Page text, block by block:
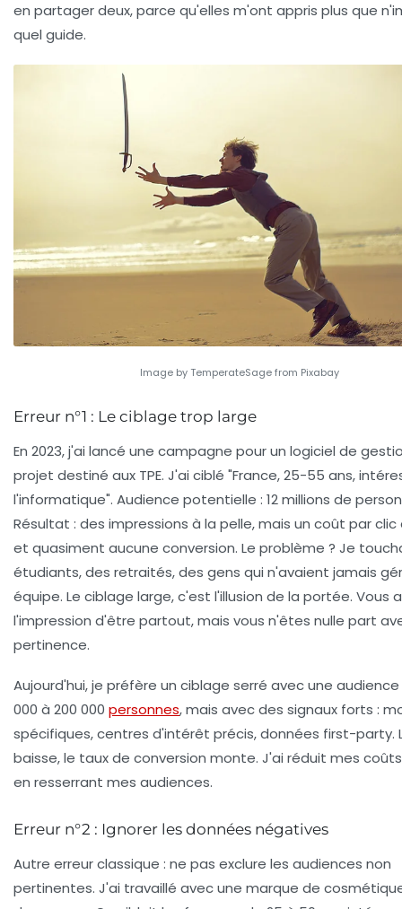
en partager deux, parce qu'elles m'ont appris plus que
quel guide.
Image by TemperateSage from Pixabay
Erreur n°1 : Le ciblage trop large
En 2023, j'ai lancé une campagne pour un logiciel de
projet destiné aux TPE. J'ai ciblé "France, 25-55 ans,
l'informatique". Audience potentielle : 12 millions de
Résultat : des impressions à la pelle, mais un coût par clic
et quasiment aucune conversion. Le problème ? Je
étudiants, des retraités, des gens qui n'avaient jamais
équipe. Le ciblage large, c'est l'illusion de la portée. Vous
l'impression d'être partout, mais vous n'êtes nulle part
pertinence.
Aujourd'hui, je préfère un ciblage serré avec une
000 à 200 000 personnes, mais avec des signaux forts :
spécifiques, centres d'intérêt précis, données first-party.
baisse, le taux de conversion monte. J'ai réduit mes
en resserrant mes audiences.
Erreur n°2 : Ignorer les données négatives
Autre erreur classique : ne pas exclure les audiences non
pertinentes. J'ai travaillé avec une marque de